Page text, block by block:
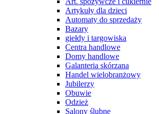
Artykuły dla dzieci
Automaty do sprzedaży
Bazary
giełdy i targowiska
Centra handlowe
Domy handlowe
Galanteria skórzana
Handel wielobranżowy
Jubilerzy
Obuwie
Odzież
Salony ślubne